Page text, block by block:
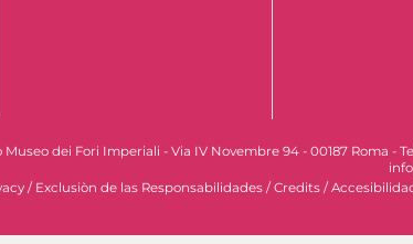
dei Fori Imperiali - Via IV Novembre 94 - 00187 Roma -
/ Exclusiòn de las Responsabilidades / Credits /